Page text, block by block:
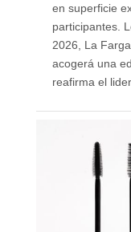
en superficie
participantes.
2026, La
acogerá una
reafirma el